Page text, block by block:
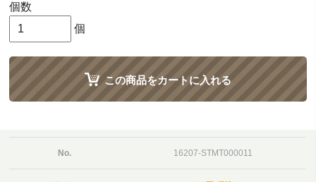
個数
個
この商品をカートに入れる
No. 16207-STMT000011